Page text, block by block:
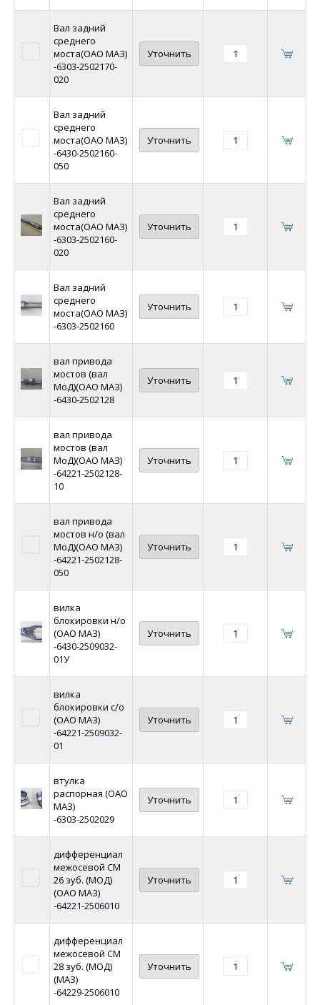
Вал задний
среднего
моста(ОАО МАЗ)
-6303-2502170-
020
Уточнить
Вал задний
среднего
моста(ОАО МАЗ)
-6430-2502160-
050
Уточнить
Вал задний
среднего
моста(ОАО МАЗ)
-6303-2502160-
020
Уточнить
Вал задний
среднего
моста(ОАО МАЗ)
-6303-2502160
Уточнить
вал привода
мостов (вал
МоД)(ОАО МАЗ)
-6430-2502128
Уточнить
вал привода
мостов (вал
МоД)(ОАО МАЗ)
-64221-2502128-
10
Уточнить
вал привода
мостов н/о (вал
МоД)(ОАО МАЗ)
-64221-2502128-
050
Уточнить
вилка
блокировки н/о
(ОАО МАЗ)
-6430-2509032-
01У
Уточнить
вилка
блокировки с/о
(ОАО МАЗ)
-64221-2509032-
01
Уточнить
втулка
распорная (ОАО
МАЗ)
-6303-2502029
Уточнить
дифференциал
межосевой СМ
26 зуб. (МОД)
(ОАО МАЗ)
-64221-2506010
Уточнить
дифференциал
межосевой СМ
28 зуб. (МОД)
(МАЗ)
-64229-2506010
Уточнить